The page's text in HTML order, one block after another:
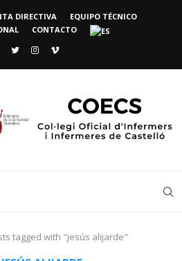
DIRECTIVA
EQUIPO TÉCNICO
CONTACTO
tagged with "jesús alijarde"